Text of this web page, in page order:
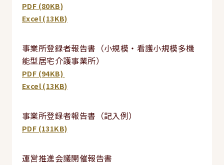
PDF (80KB)
Excel (13KB)
事業所登録者報告書（小規模・看護小規模多機
能型居宅介護事業所）
PDF (94KB)
Excel (13KB)
事業所登録者報告書（記入例）
PDF (131KB)
運営推進会議開催報告書